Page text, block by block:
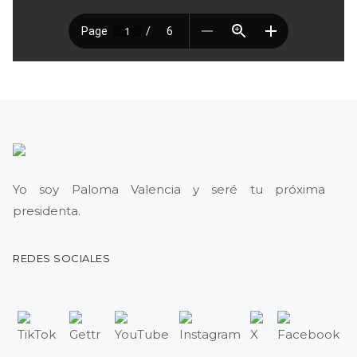
Yo soy Paloma Valencia y seré tu próxima
presidenta.
REDES SOCIALES